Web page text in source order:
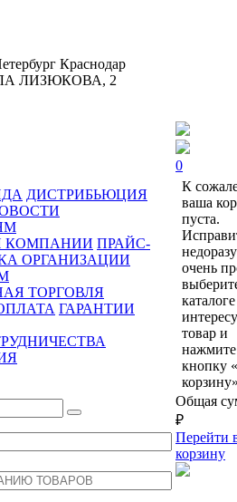
Краснодар
ЛИЗЮКОВА, 2
ДИСТРИБЬЮЦИЯ
КОМПАНИИ ПРАЙС-
ОРГАНИЗАЦИИ
ТОРГОВЛЯ
ГАРАНТИИ
0
К
ваша
пуста.
очень
каталоге
товар и
нажмите
кнопку
Общая
₽
Перейти
корзину